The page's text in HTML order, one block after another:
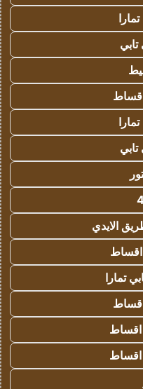
الايدي
اقساط
تمارا
اقساط
اقساط